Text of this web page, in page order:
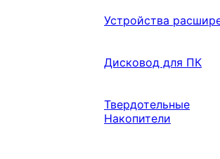
Устройства
Дисковод для ПК
Твердотельные
Накопители